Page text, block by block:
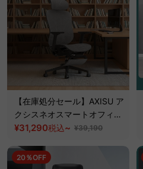
【在庫処分セール】AXISU ア
クシスネオスマートオフィス
チェア
¥31,290税込~ ¥39,190
20％OFF